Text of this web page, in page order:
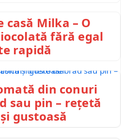
casă Milka – O
fără egal
rapidă
din conuri
sau pin – rețetă
gustoasă